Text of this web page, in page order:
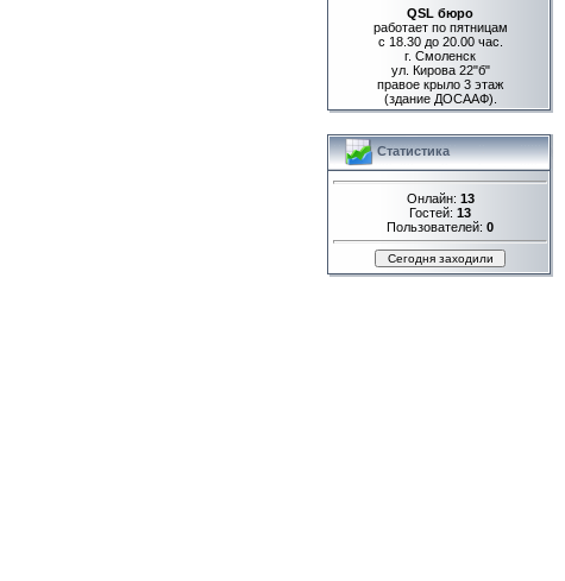
QSL бюро
работает по пятницам
с 18.30 до 20.00 час.
г. Смоленск
ул. Кирова 22"б"
правое крыло 3 этаж
(здание ДОСААФ).
Статистика
Онлайн: 13
Гостей: 13
Пользователей: 0